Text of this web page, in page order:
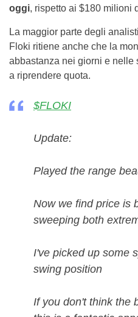
oggi, rispetto ai $180 milioni
La maggior parte degli
Floki ritiene anche che la
abbastanza nei giorni e nelle
a riprendere quota.
$FLOKI
Update:
Played the range
Now we find price is
sweeping both
I've picked up some
swing position
If you don't think the